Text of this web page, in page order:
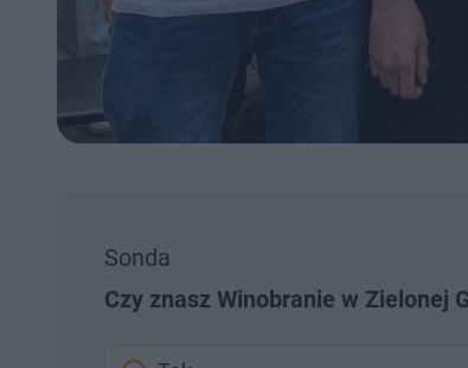
Sonda
Czy znasz Winobranie w Zielonej